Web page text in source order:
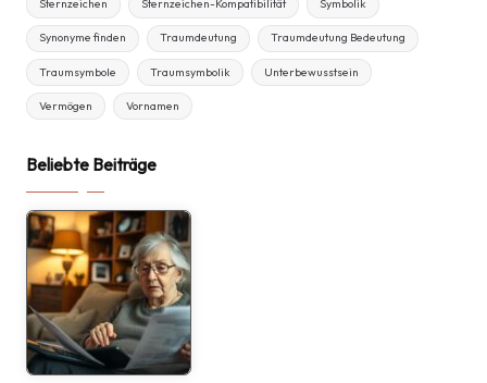
Sternzeichen Sternzeichen-Kompatibilität Symbolik
Synonyme finden Traumdeutung Traumdeutung Bedeutung
Traumsymbole Traumsymbolik Unterbewusstsein
Vermögen Vornamen
Beliebte Beiträge